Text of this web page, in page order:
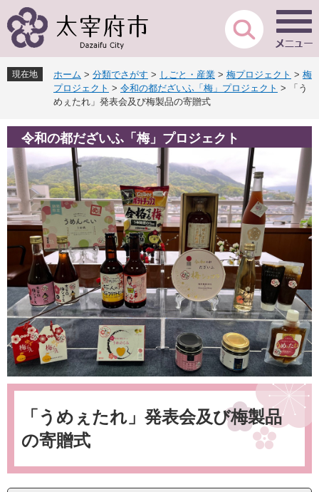
ー
先
頭
。
ニ
を
飛
て
へ
現在地 ホーム > 分類でさがす > しごと・産業 > 梅プロジェクト > 梅
プロジェクト > 令和の都だざいふ「梅」プロジェクト >
「う
めぇたれ」発表会及び梅製品の寄贈式
令和の都だざいふ「梅」プロジェクト
本
「うめぇたれ」発表会及び梅製品
の寄贈式